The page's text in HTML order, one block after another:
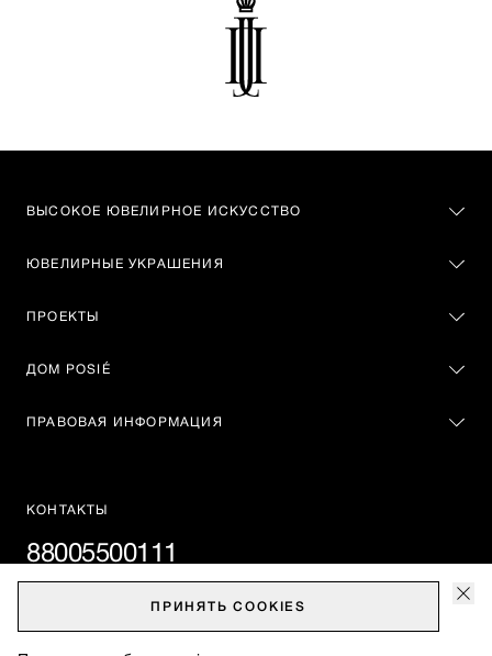
ВЫСОКОЕ ЮВЕЛИРНОЕ ИСКУССТВО
ЮВЕЛИРНЫЕ УКРАШЕНИЯ
ПРОЕКТЫ
ДОМ POSIÉ
ПРАВОВАЯ ИНФОРМАЦИЯ
КОНТАКТЫ
88005500111
vip@posie.ru
cлужба поддержки клиентов
ПРИНЯТЬCOOKIES